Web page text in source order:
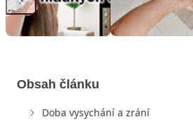
Obsah článku
Doba vysychání a zrání